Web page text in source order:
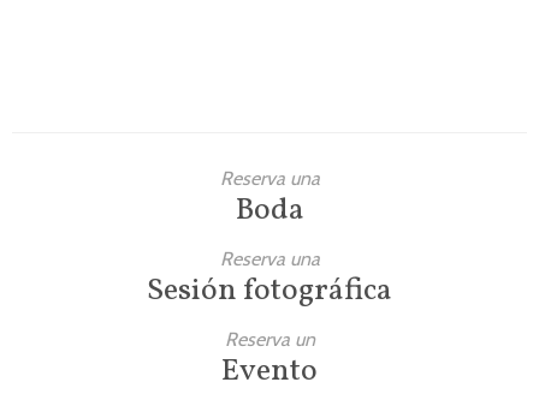
Reserva una
Boda
Reserva una
Sesión fotográfica
Reserva un
Evento